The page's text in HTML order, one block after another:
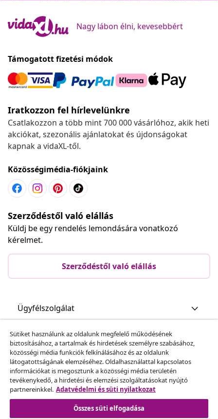
Nagy lábon élni, kevesebbért
Támogatott fizetési módok
Iratkozzon fel hírlevelünkre
Csatlakozzon a több mint 700 000 vásárlóhoz, akik heti
akciókat, szezonális ajánlatokat és újdonságokat
kapnak a vidaXL-től.
Közösségimédia-fiókjaink
Szerződéstől való elállás
Küldj be egy rendelés lemondására vonatkozó
kérelmet.
Szerződéstől való elállás
Ügyfélszolgálat
Üzlet
vidaXL
Fedezz fel többet
Sütiket használunk az oldalunk megfelelő működésének
biztosításához, a tartalmak és hirdetések személyre szabásához,
közösségi média funkciók felkínálásához és az oldalunk
látogatottságának elemzéséhez. Oldalhasználattal kapcsolatos
információkat is megosztunk a közösségi média területén
tevékenykedő, a hirdetési és elemzési szolgáltatásokat nyújtó
partnereinkkel. Adatvédelmi és süti nyilatkozat
Összes süti elfogadása